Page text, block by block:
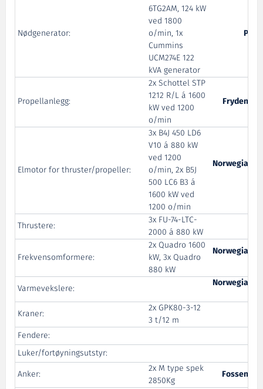
Nødgenerator:
6TG2AM, 124 kW
ved 1800
o/min, 1x
Cummins
UCM274E 122
kVA generator
Pon
Propellanlegg:
2x Schottel STP
1212 R/L á 1600
kW ved 1200
o/min
Frydenbø
Elmotor for thruster/propeller:
3x B4J 450 LD6
V10 á 880 kW
ved 1200
o/min, 2x B5J
500 LC6 B3 á
1600 kW ved
1200 o/min
Norwegian
Thrustere:
3x FU-74-LTC-
2000 á 880 kW
Frekvensomformere:
2x Quadro 1600
kW, 3x Quadro
880 kW
Norwegian
Varmevekslere:
Norwegian
Kraner:
2x GPK80-3-12
3 t/12 m
Fendere:
Luker/fortøyningsutstyr:
Anker:
2x M type spek
2850Kg
Fossen